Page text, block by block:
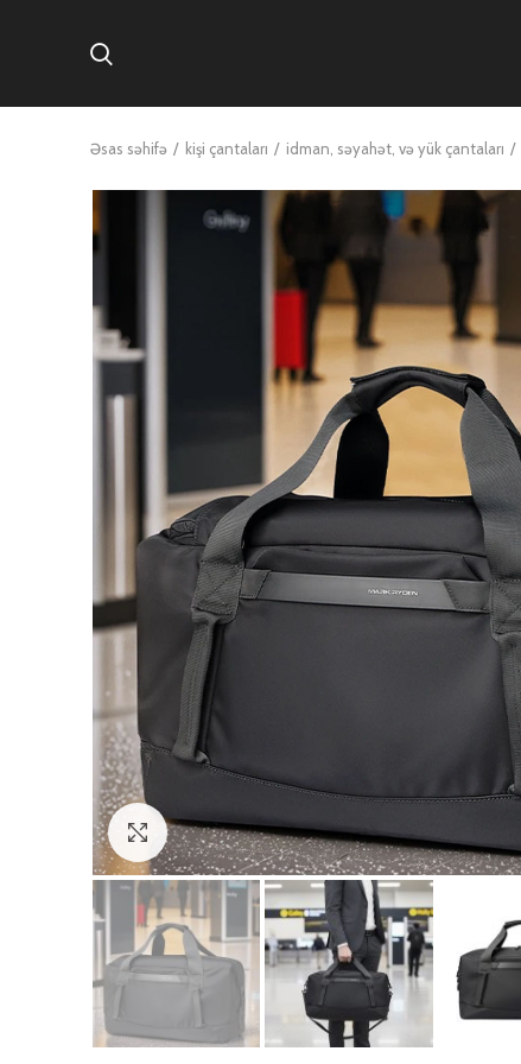
Əsas səhifə kişi çantaları idman, səyahət, və yük çantaları
Click to enlarge